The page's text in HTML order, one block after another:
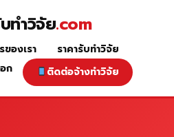
ทำวิจัย.com
ของเรา
ราคารับทำวิจัย
ก ติดต่อจ้างทำวิจัย